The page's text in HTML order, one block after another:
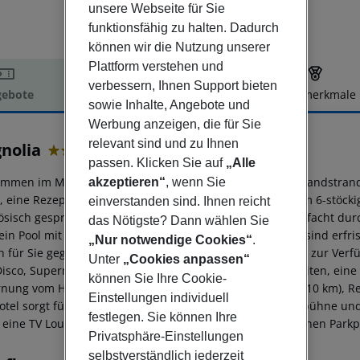
Hotelbeschreibung Hotelmerkmale
im Magnolia in Salou. Das Hotel liegt 150 m vom
eine Rezeption, eine Klimaanlage und 2 Aufzüge. In dem 6-
gesprochen. Mobilität auch im Urlaub, wird vereinfacht
Pool mit Frischwasser zur Verfügung. An der Poolbar sind
für Sie gegen Gebühr am Strand und kostenlos am Pool zur
Supermärkte, Bars/Restaurants, Einkaufsmöglichkeiten,
vom Hotel: Flughafen BCN (97 km), Flughafen REU (10 km),
sorgt für einen barrierefreien Zugang: Rampe/Hebebühne
TV Lounge. Für Fahrzeuge verfügt das Hotel über einen
unsere Webseite für Sie
funktionsfähig zu halten. Dadurch
können wir die Nutzung unserer
Plattform verstehen und
verbessern, Ihnen Support bieten
sowie Inhalte, Angebote und
Werbung anzeigen, die für Sie
relevant sind und zu Ihnen
passen. Klicken Sie auf „Alle
akzeptieren“, wenn Sie
einverstanden sind. Ihnen reicht
das Nötigste? Dann wählen Sie
„Nur notwendige Cookies“.
Unter „Cookies anpassen“
können Sie Ihre Cookie-
Einstellungen individuell
festlegen. Sie können Ihre
Privatsphäre-Einstellungen
selbstverständlich jederzeit